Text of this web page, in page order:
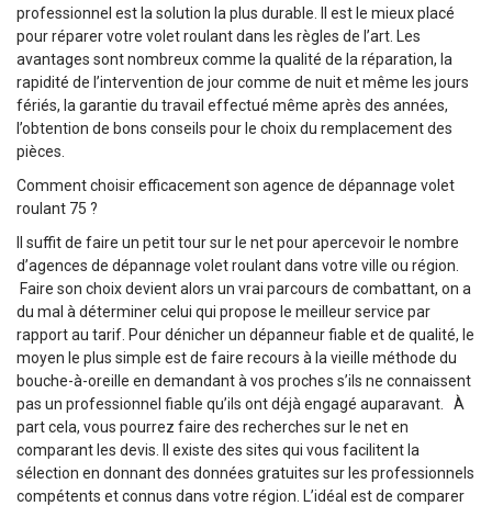
professionnel est la solution la plus durable. Il est le mieux placé
pour réparer votre volet roulant dans les règles de l’art. Les
avantages sont nombreux comme la qualité de la réparation, la
rapidité de l’intervention de jour comme de nuit et même les jours
fériés, la garantie du travail effectué même après des années,
l’obtention de bons conseils pour le choix du remplacement des
pièces.
Comment choisir efficacement son agence de dépannage volet
roulant 75 ?
Il suffit de faire un petit tour sur le net pour apercevoir le nombre
d’agences de dépannage volet roulant dans votre ville ou région.
Faire son choix devient alors un vrai parcours de combattant, on a
du mal à déterminer celui qui propose le meilleur service par
rapport au tarif. Pour dénicher un dépanneur fiable et de qualité, le
moyen le plus simple est de faire recours à la vieille méthode du
bouche-à-oreille en demandant à vos proches s’ils ne connaissent
pas un professionnel fiable qu’ils ont déjà engagé auparavant. À
part cela, vous pourrez faire des recherches sur le net en
comparant les devis. Il existe des sites qui vous facilitent la
sélection en donnant des données gratuites sur les professionnels
compétents et connus dans votre région. L’idéal est de comparer